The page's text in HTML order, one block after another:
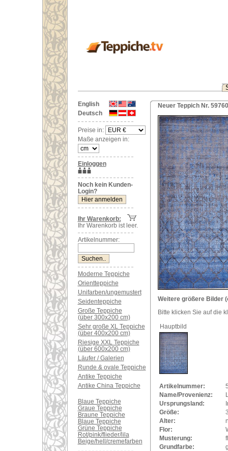
English
Deutsch
Preise in:
Maße anzeigen in:
Einloggen
Noch kein Kunden-
Login?
Ihr Warenkorb:
Ihr Warenkorb ist leer.
Artikelnummer:
Moderne Teppiche
Orientteppiche
Unifarben/ungemustert
Seidenteppiche
Große Teppiche
(über 300x200 cm)
Sehr große XL Teppiche
(über 400x200 cm)
Riesige XXL Teppiche
(über 600x200 cm)
Läufer / Galerien
Runde & ovale Teppiche
Antike Teppiche
Antike China Teppiche
Blaue Teppiche
Graue Teppiche
Braune Teppiche
Blaue Teppiche
Grüne Teppiche
Rot/pink/flieder/lila
Beige/hell/cremefarben
Neuer Teppich Nr.
Weitere größere Bilder
Bitte klicken Sie auf die
Hauptbild
Artikelnummer:
Name/Provenienz:
Ursprungsland:
Größe:
Alter:
Flor:
Musterung:
Grundfarbe: